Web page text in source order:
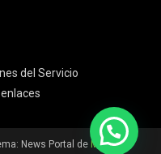
del Servicio
News Portal de Mystery